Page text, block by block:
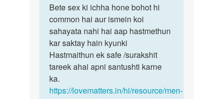
to
Mujhe
sex
krna
h
by
Bete
sex
ki
ichha
hone
bohot…
Bete sex ki ichha hone bohot hi
common hai aur ismein koi
sahayata nahi hai aap hastmethun
kar saktay hain kyunki
Hastmaithun ek safe /surakshit
tareek ahai apni santushti karne
ka.
https://lovematters.in/hi/resource/men-